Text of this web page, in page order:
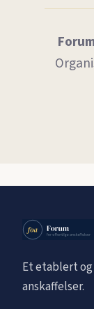
Et etablert
anskaffelser.